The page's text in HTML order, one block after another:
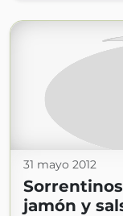
31 mayo 2012
jamón y